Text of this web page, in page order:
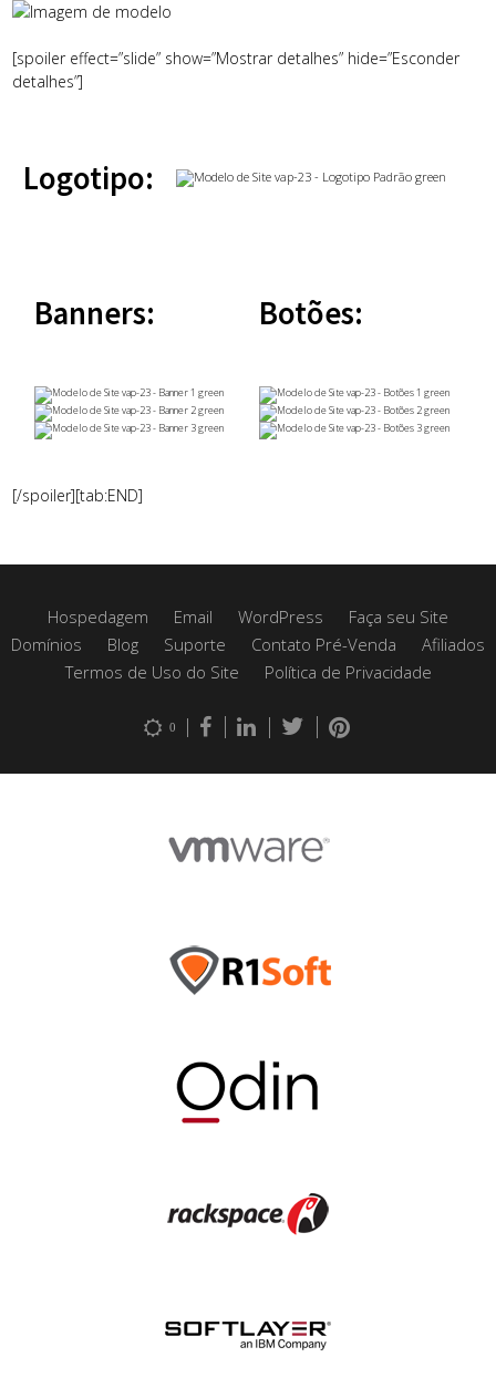
[spoiler effect=”slide” show=”Mostrar detalhes” hide=”Esconder
detalhes”]
Logotipo:
Banners: Botões:
[/spoiler][tab:END]
Hospedagem Email WordPress
Faça seu Site
Domínios
Blog Suporte Contato Pré-Venda
Afiliados
Termos de Uso do Site
Política de Privacidade
0